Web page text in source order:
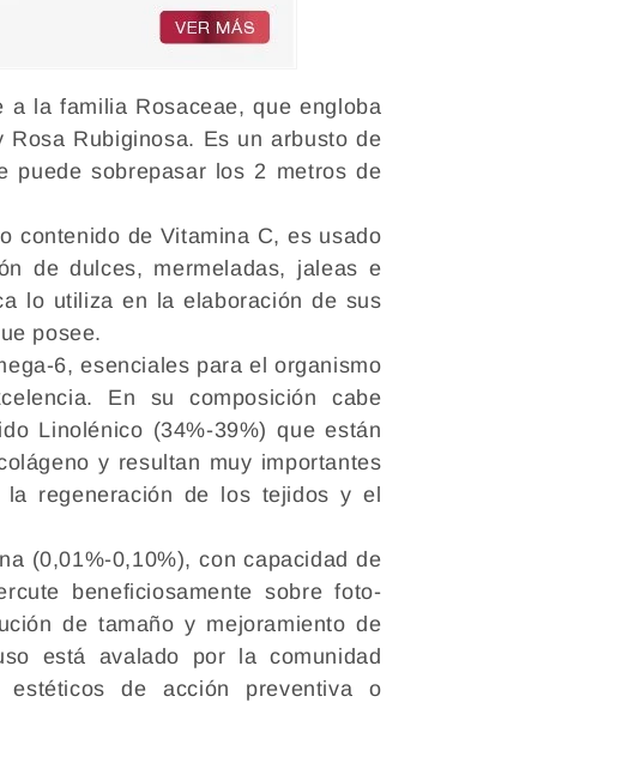
a la familia Rosaceae, que engloba
Rubiginosa. Es un arbusto de
puede sobrepasar los 2 metros de
contenido de Vitamina C, es usado
de dulces, mermeladas, jaleas e
lo utiliza en la elaboración de sus
posee.
6, esenciales para el organismo
En su composición cabe
Linolénico (34%-39%) que están
y resultan muy importantes
regeneración de los tejidos y el
(0,01%-0,10%), con capacidad de
beneficiosamente sobre foto-
de tamaño y mejoramiento de
está avalado por la comunidad
estéticos de acción preventiva o